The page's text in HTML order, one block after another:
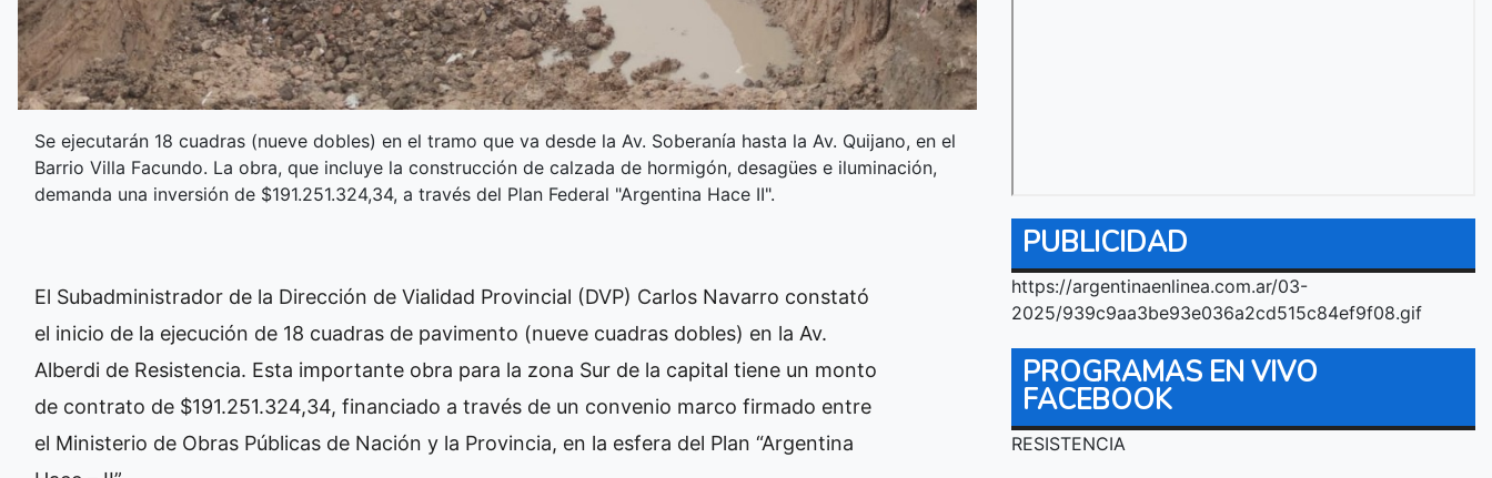
Se ejecutarán 18 cuadras (nueve dobles) en el tramo que va desde la Av. Soberanía hasta la Av. Quijano, en el
Barrio Villa Facundo. La obra, que incluye la construcción de calzada de hormigón, desagües e iluminación,
demanda una inversión de $191.251.324,34, a través del Plan Federal "Argentina Hace II".
El Subadministrador de la Dirección de Vialidad Provincial (DVP) Carlos Navarro constató
el inicio de la ejecución de 18 cuadras de pavimento (nueve cuadras dobles) en la Av.
Alberdi de Resistencia. Esta importante obra para la zona Sur de la capital tiene un monto
de contrato de $191.251.324,34, financiado a través de un convenio marco firmado entre
el Ministerio de Obras Públicas de Nación y la Provincia, en la esfera del Plan “Argentina
PUBLICIDAD
https://argentinaenlinea.com.ar/03-
2025/939c9aa3be93e036a2cd515c84ef9f08.gif
PROGRAMAS EN VIVO
FACEBOOK
RESISTENCIA